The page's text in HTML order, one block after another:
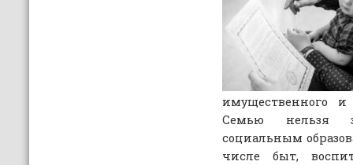
имущественного и
Семью нельзя
социальным
числе быт,